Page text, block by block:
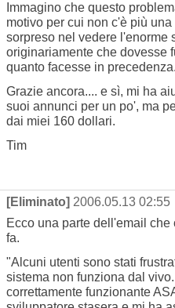
Immagino che questo
motivo per cui non c'è più
sorpreso nel vedere l'enorme
originariamente che dovesse
quanto facesse in precedenza.
Grazie ancora.... e sì, mi ha
suoi annunci per un po', ma
dai miei 160 dollari.
Tim
[Eliminato] 2006.05.13 02:55
Ecco una parte dell'email
fa.
"Alcuni utenti sono stati
sistema non funziona dal
correttamente funzionante